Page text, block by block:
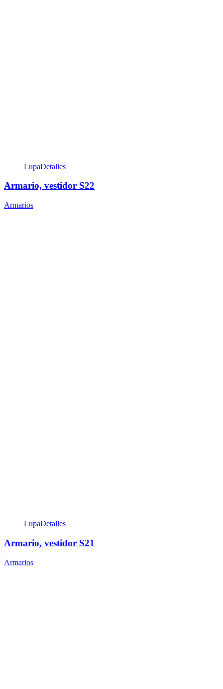
LupaDetalles
Armario, vestidor S22
Armarios
LupaDetalles
Armario, vestidor S21
Armarios